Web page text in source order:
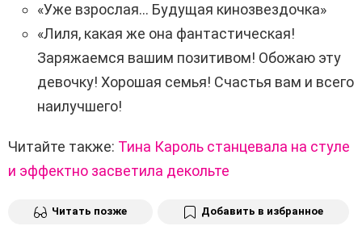
«Уже взрослая… Будущая кинозвездочка»
«Лиля, какая же она фантастическая!
Заряжаемся вашим позитивом! Обожаю эту
девочку! Хорошая семья! Счастья вам и всего
наилучшего!
Читайте также: Тина Кароль станцевала на стуле
и эффектно засветила декольте
Читать позже Добавить в избранное